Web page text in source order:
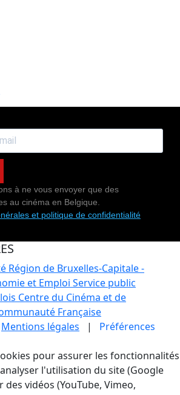
à ne vous envoyer que des
au cinéma en Belgique.
et politique de confidentialité
Région de Bruxelles-Capitale -
et Emploi Service public
Centre du Cinéma et de
Française
Mentions légales | Préférences
pour assurer les fonctionnalités
l'utilisation du site (Google
vidéos (YouTube, Vimeo,